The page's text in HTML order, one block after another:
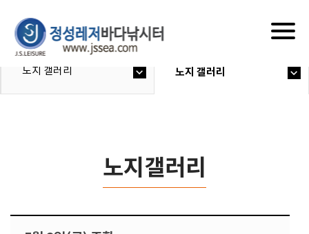
노지 갤러리 노지 갤러리
노지갤러리